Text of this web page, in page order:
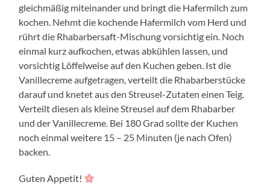
gleichmäßig miteinander und bringt die Hafermilch zum
kochen. Nehmt die kochende Hafermilch vom Herd und
rührt die Rhabarbersaft-Mischung vorsichtig ein. Noch
einmal kurz aufkochen, etwas abkühlen lassen, und
vorsichtig Löffelweise auf den Kuchen geben. Ist die
Vanillecreme aufgetragen, verteilt die Rhabarberstücke
darauf und knetet aus den Streusel-Zutaten einen Teig.
Verteilt diesen als kleine Streusel auf dem Rhabarber
und der Vanillecreme. Bei 180 Grad sollte der Kuchen
noch einmal weitere 15 – 25 Minuten (je nach Ofen)
backen.
Guten Appetit!